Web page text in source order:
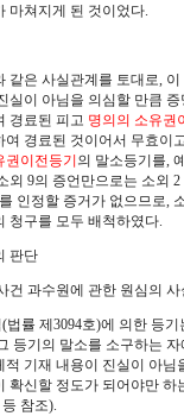
마쳐지게 된 것이었다.
같은 사실관계를 토대로,
실이 아님을 의심할 만큼
경료된 피고 명의의 소유권
여 경료된 것이어서 무효이
권이전등기 의 말소등기를,
외 9의 증언만으로는 소외 2
인정할 증거가 없으므로,
청구를 모두 배척하였다.
판단
건 과수원에 관한 원심의
법률 제3094호)에 의한 등
등기의 말소를 소구하는
적 기재 내용이 진실이 아
확신할 정도가 되어야만 하
참조).